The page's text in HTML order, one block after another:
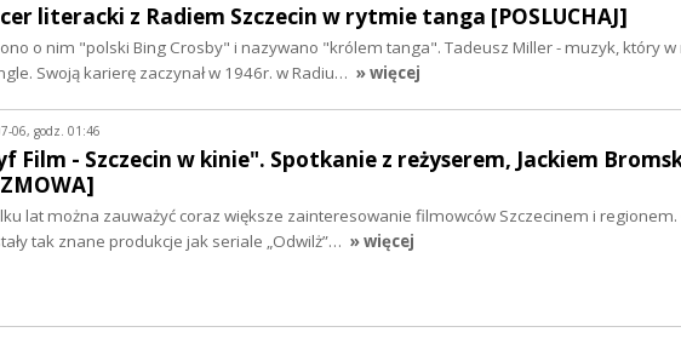
literacki z Radiem Szczecin w rytmie tanga [POSLUCHAJ]
o nim "polski Bing Crosby" i nazywano "królem tanga". Tadeusz Miller - muzyk, który w
Swoją karierę zaczynał w 1946r. w Radiu… » więcej
06, godz. 01:46
Film - Szczecin w kinie". Spotkanie z reżyserem, Jackiem
lat można zauważyć coraz większe zainteresowanie filmowców Szczecinem i
tak znane produkcje jak seriale „Odwilż”… » więcej